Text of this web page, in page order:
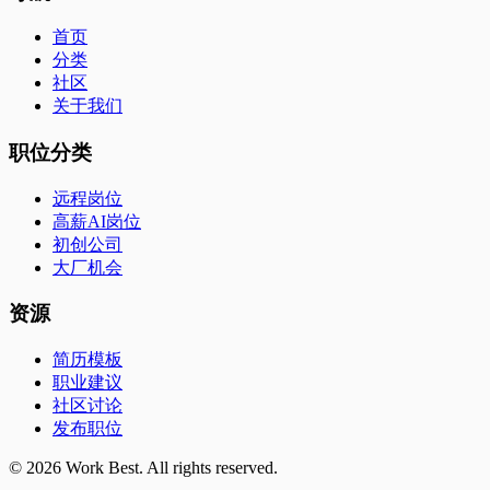
首页
分类
社区
关于我们
职位分类
远程岗位
高薪AI岗位
初创公司
大厂机会
资源
简历模板
职业建议
社区讨论
发布职位
© 2026 Work Best. All rights reserved.